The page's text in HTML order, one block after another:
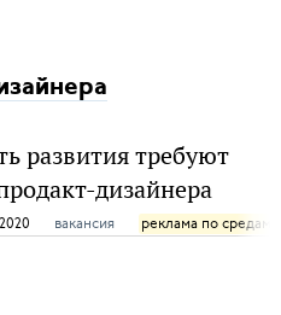
развития требуют
дизайнера
2020 вакансия реклама по средам